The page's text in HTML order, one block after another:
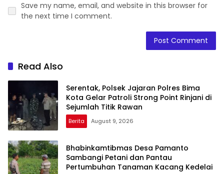
Save my name, email, and website in this browser for
the next time I comment.
Read Also
Serentak, Polsek Jajaran Polres Bima
Kota Gelar Patroli Strong Point Rinjani di
Sejumlah Titik Rawan
Berita August 9, 2026
Bhabinkamtibmas Desa Pamanto
Sambangi Petani dan Pantau
Pertumbuhan Tanaman Kacang Kedelai